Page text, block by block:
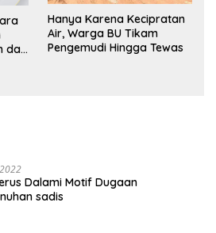
dan
Hanya Karena Kecipratan
Air, Warga BU Tikam
Pengemudi Hingga Tewas
Dalami Motif Dugaan
sadis